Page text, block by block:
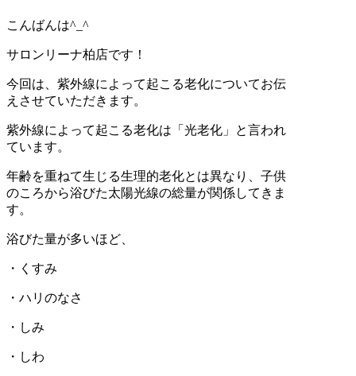
こんばんは^_^
サロンリーナ柏店です！
今回は、紫外線によって起こる老化についてお伝
えさせていただきます。
紫外線によって起こる老化は「光老化」と言われ
ています。
年齢を重ねて生じる生理的老化とは異なり、子供
のころから浴びた太陽光線の総量が関係してきま
す。
浴びた量が多いほど、
・くすみ
・ハリのなさ
・しみ
・しわ